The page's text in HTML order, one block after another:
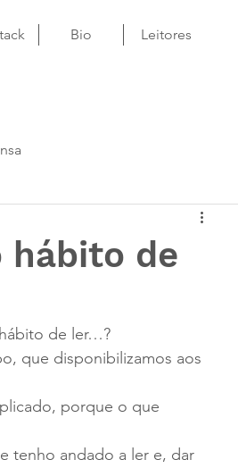
Bio Leitores
hábito de
de ler…?
que disponibilizamos aos
porque o que
tenho andado a ler e, dar